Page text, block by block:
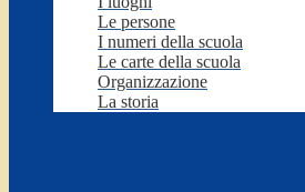
Le persone
I numeri della scuola
Le carte della scuola
Organizzazione
La storia